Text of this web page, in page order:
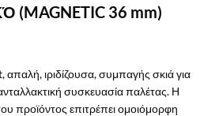
(MAGNETIC 36 mm)
απαλή, ιριδίζουσα, συμπαγής σκιά για
συσκευασία παλέτας. Η
προϊόντος επιτρέπει ομοιόμορφη